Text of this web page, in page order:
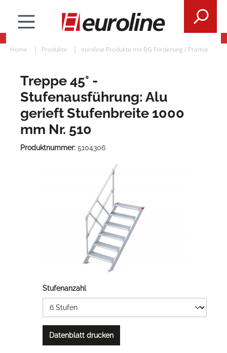
Home Produkte euroline Produkte mit BG Förderung / Prämie
Treppe 45° -
Stufenausführung: Alu
gerieft Stufenbreite 1000
mm Nr. 510
Produktnummer: 5104306
Stufenanzahl
Datenblatt drucken